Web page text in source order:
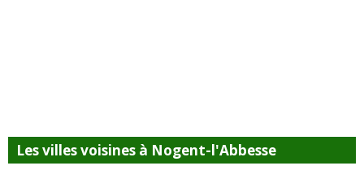
Les villes voisines à Nogent-l'Abbesse